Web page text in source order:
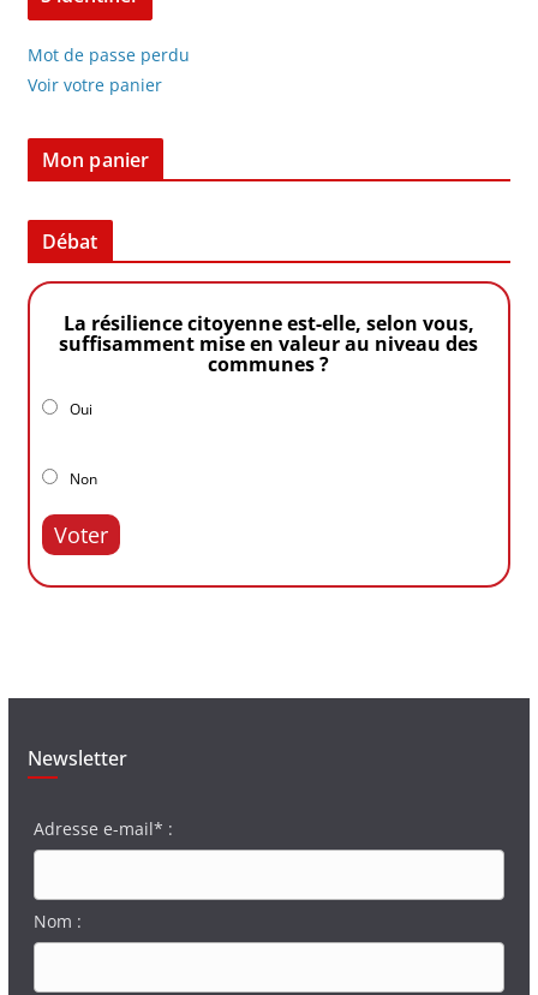
Mot de passe perdu
Voir votre panier
Mon panier
Débat
La résilience citoyenne est-elle, selon vous,
suffisamment mise en valeur au niveau des
communes ?
Oui
Non
Voter
Newsletter
Adresse e-mail* :
Nom :